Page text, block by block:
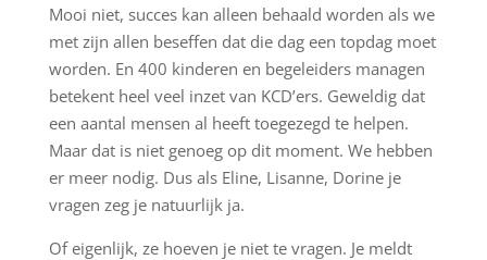
Mooi niet, succes kan alleen behaald worden als we
met zijn allen beseffen dat die dag een topdag moet
worden. En 400 kinderen en begeleiders managen
betekent heel veel inzet van KCD’ers. Geweldig dat
een aantal mensen al heeft toegezegd te helpen.
Maar dat is niet genoeg op dit moment. We hebben
er meer nodig. Dus als Eline, Lisanne, Dorine je
vragen zeg je natuurlijk ja.
Of eigenlijk, ze hoeven je niet te vragen. Je meldt